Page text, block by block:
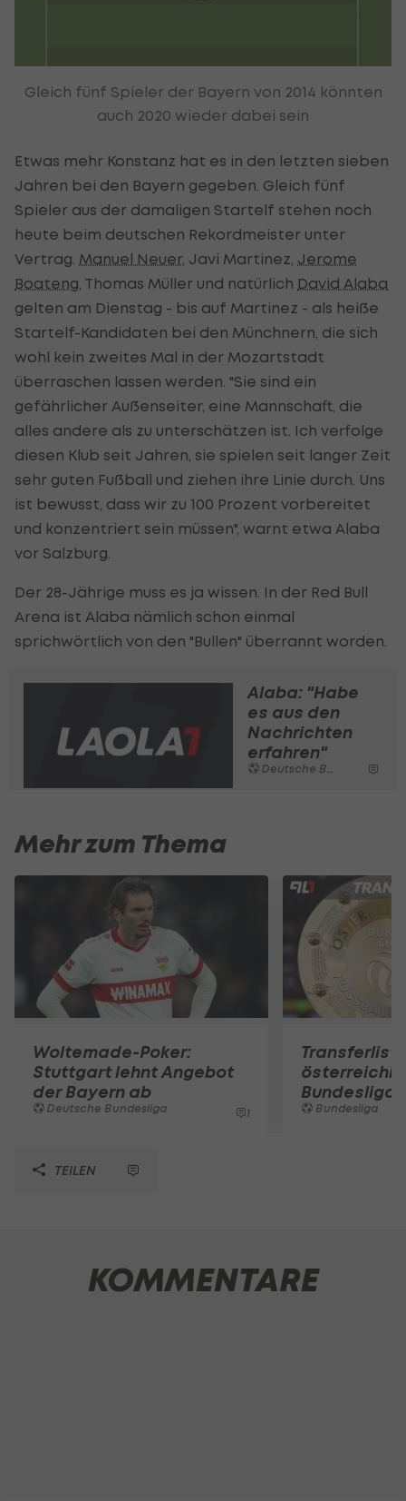
Gleich fünf Spieler der Bayern von 2014 könnten
auch 2020 wieder dabei sein
Etwas mehr Konstanz hat es in den letzten sieben
Jahren bei den Bayern gegeben. Gleich fünf
Spieler aus der damaligen Startelf stehen noch
heute beim deutschen Rekordmeister unter
Vertrag. Manuel Neuer, Javi Martinez, Jerome
Boateng , Thomas Müller und natürlich David Alaba
gelten am Dienstag - bis auf Martinez - als heiße
Startelf-Kandidaten bei den Münchnern, die sich
wohl kein zweites Mal in der Mozartstadt
überraschen lassen werden. "Sie sind ein
gefährlicher Außenseiter, eine Mannschaft, die
alles andere als zu unterschätzen ist. Ich verfolge
diesen Klub seit Jahren, sie spielen seit langer Zeit
sehr guten Fußball und ziehen ihre Linie durch. Uns
ist bewusst, dass wir zu 100 Prozent vorbereitet
und konzentriert sein müssen", warnt etwa Alaba
vor Salzburg.
Der 28-Jährige muss es ja wissen. In der Red Bull
Arena ist Alaba nämlich schon einmal
sprichwörtlich von den "Bullen" überrannt worden.
Alaba: "Habe
es aus den
Nachrichten
erfahren"
Deutsche Bundesliga
Mehr zum Thema
Woltemade-Poker:
Stuttgart lehnt Angebot
der Bayern ab
Deutsche Bundesliga 1
Bundesliga
Bundesliga
TEILEN
KOMMENTARE